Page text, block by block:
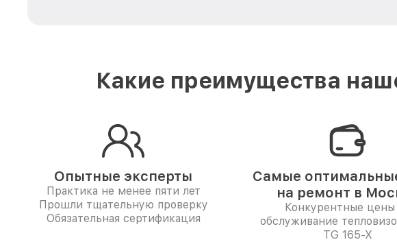
Какие преимущества
Опытные эксперты
Практика не менее пяти лет
Прошли тщательную проверку
Обязательная сертификация
Самые
на ремонт в
Конкурентные цены
обслуживание
TG 165-X